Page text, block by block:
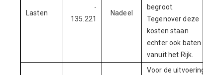
Lasten
-
135.221
Nadeel
begroot.
Tegenover deze
kosten staan
echter ook baten
vanuit het Rijk.
Voor de uitvoering